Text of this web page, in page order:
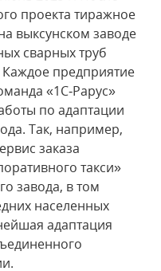
проекта тиражное
выксунском заводе
сварных труб
предприятие
«1С‑Рарус»
по адаптации
Так, например,
заказа
такси»
завода, в том
населенных
адаптация